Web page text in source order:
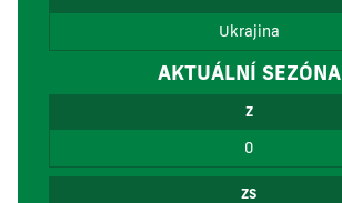
Ukrajina
AKTUÁLNÍ SEZÓNA
Z
0
ZS